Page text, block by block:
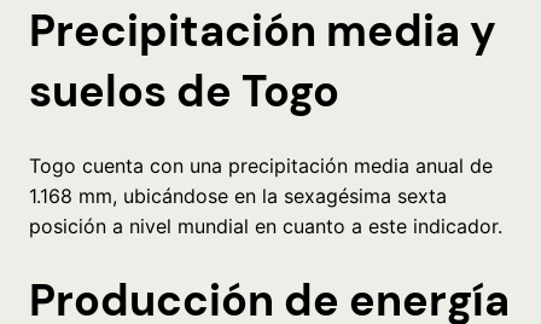
Precipitación media y
suelos de Togo
Togo cuenta con una precipitación media anual de
1.168 mm, ubicándose en la sexagésima sexta
posición a nivel mundial en cuanto a este indicador.
Producción de energía